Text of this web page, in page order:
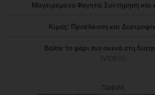
Μαγειρεμένα Φαγητά: Συντήρηση
Κιμάς: Προέλευση και
Βάλτε το ψάρι πιο συχνά στη
[VIDEO]
Προβολή